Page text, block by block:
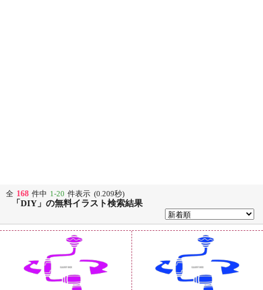
全 168 件中 1-20 件表示 (0.209秒)
「DIY」の無料イラスト検索結果